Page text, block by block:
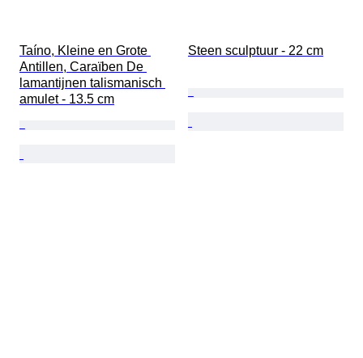
Taíno, Kleine en Grote
Antillen, Caraïben De
lamantijnen talismanisch
amulet - 13.5 cm
Steen sculptuur - 22 cm